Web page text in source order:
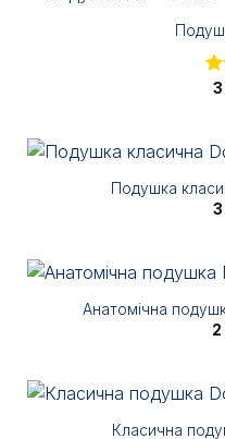
Подушка
Анатомічна
Класична